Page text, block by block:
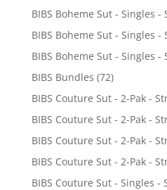
BIBS Boheme Sut - Singles
BIBS Boheme Sut - Singles -
BIBS Boheme Sut - Singles
BIBS Bundles (72)
BIBS Couture Sut - 2-Pak -
BIBS Couture Sut - 2-Pak -
BIBS Couture Sut - 2-Pak -
BIBS Couture Sut - 2-Pak -
BIBS Couture Sut - Singles